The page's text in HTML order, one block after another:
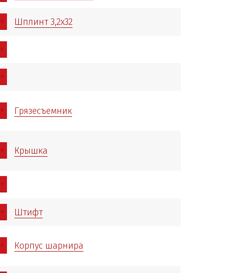
+ Шплинт 3,2х32
+
+
+ Грязесъемник
+ Крышка
+
+ Штифт
+ Корпус шарнира